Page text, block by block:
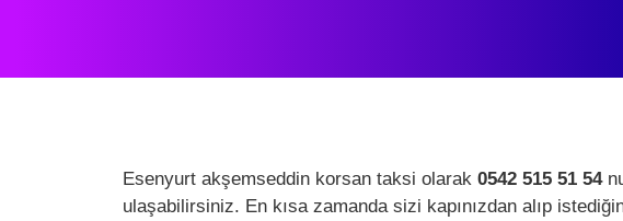
Esenyurt akşemseddin korsan taksi olarak 0542 515 51 54
ulaşabilirsiniz. En kısa zamanda sizi kapınızdan alıp